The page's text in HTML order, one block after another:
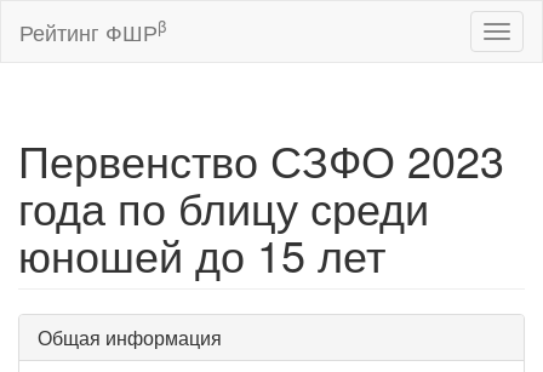
Рейтинг ФШРβ
Первенство СЗФО 2023
года по блицу среди
юношей до 15 лет
Общая информация